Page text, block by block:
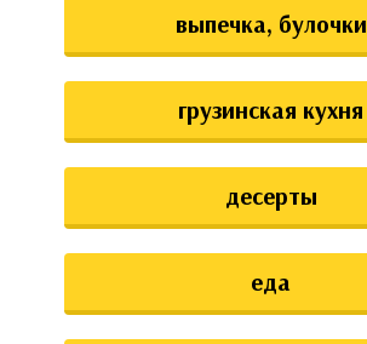
выпечка, булочки
грузинская кухня
десерты
еда